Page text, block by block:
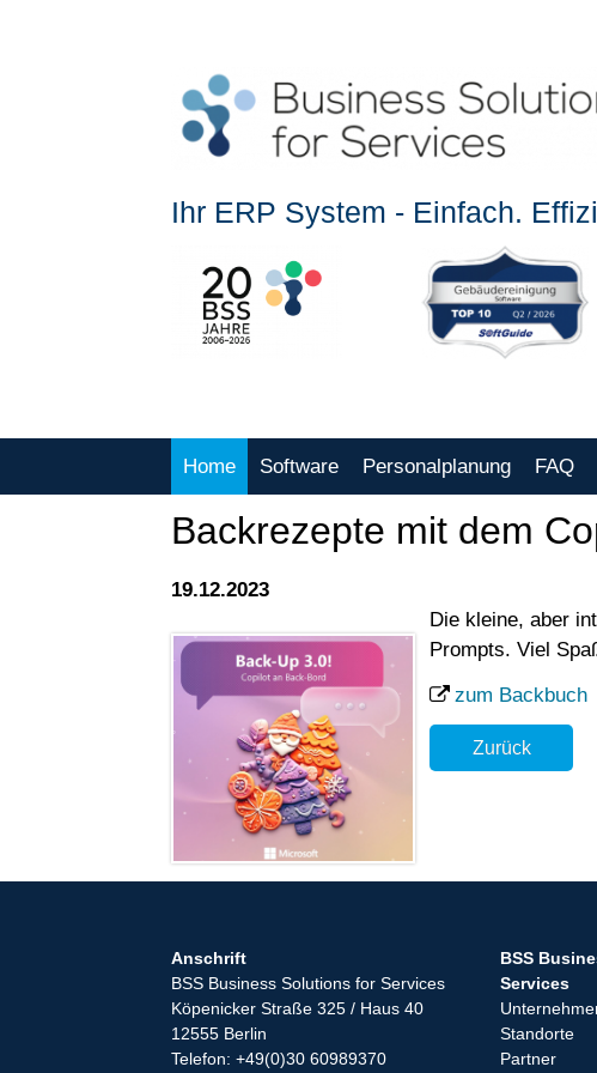
Ihr ERP System - Einfach.
Home Software Personalplanung FAQ
Backrezepte mit dem
19.12.2023
Die kleine, aber
Prompts. Viel
zum Backbuch
Zurück
Anschrift
BSS Business Solutions for Services
Köpenicker Straße 325 / Haus 40
12555 Berlin
Telefon: +49(0)30 60989370
BSS
Services
Standorte
Partner